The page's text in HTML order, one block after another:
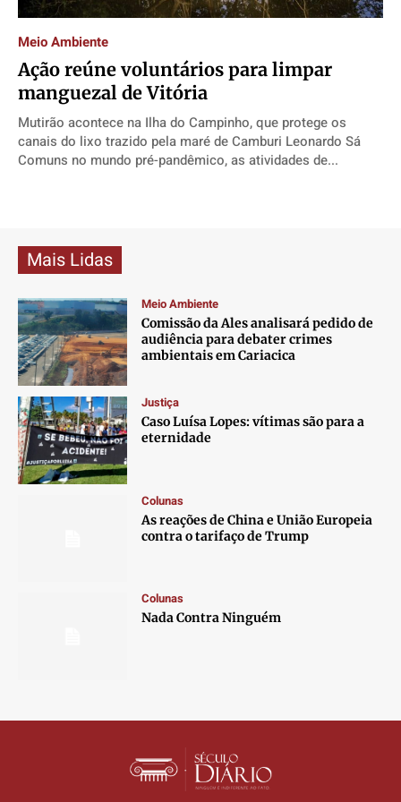
Direitos
Economia
Cultura
Colunas
Caetano Roque
Gustavo Bastos
Publicidade Legal
Quem Somos
Expediente
Contato
Anuncie
Termos de Uso
Direitos
Economia
Cultura
Colunas
Caetano Roque
Gustavo Bastos
Publicidade Legal
Quem Somos
Expediente
Contato
Anuncie
Termos de Uso
Direitos
Economia
Cultura
Colunas
Caetano Roque
Gustavo Bastos
Publicidade Legal
Quem Somos
Expediente
Contato
Anuncie
Termos de Uso
Direitos
Economia
Cultura
Colunas
Caetano Roque
Gustavo Bastos
Publicidade Legal
Quem Somos
Expediente
Contato
Anuncie
Termos de Uso
Meio Ambiente
Ação reúne voluntários para limpar
manguezal de Vitória
Mutirão acontece na Ilha do Campinho, que protege os
canais do lixo trazido pela maré de Camburi Leonardo Sá
Comuns no mundo pré-pandêmico, as atividades de...
Mais Lidas
Meio Ambiente
Comissão da Ales analisará pedido de
audiência para debater crimes
ambientais em Cariacica
Justiça
Caso Luísa Lopes: vítimas são para a
eternidade
Colunas
As reações de China e União Europeia
contra o tarifaço de Trump
Colunas
Nada Contra Ninguém